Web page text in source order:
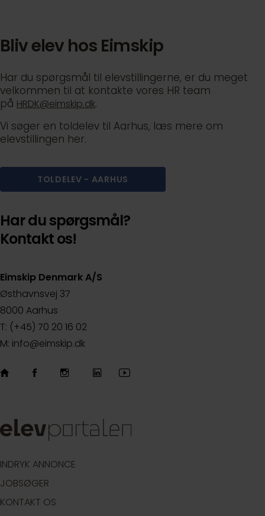
Bliv elev hos Eimskip
Har du spørgsmål til elevstillingerne, er du meget
velkommen til at kontakte vores HR team
på HRDK@eimskip.dk.
Vi søger en toldelev til Aarhus, læs mere om
elevstillingen her.
TOLDELEV - AARHUS
Har du spørgsmål?
Kontakt os!
Eimskip Denmark A/S
Østhavnsvej 37
8000 Aarhus
T: (+45) 70 20 16 02
M: info@eimskip.dk
INDRYK ANNONCE
JOBSØGER
KONTAKT OS